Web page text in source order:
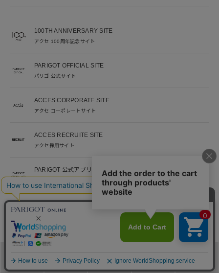
ブランド 閲覧履歴
100TH ANNIVERSARY SITE
アクセ 100周年記念サイト
PARIGOT OFFICIAL SITE
パリゴ 公式サイト
ACCES CORPORATE SITE
アクセ コーポレートサイト
ACCES RECRUITE SITE
アクセ採用サイト
PARIGOT 公式アプリ
新着情報を、プッシュ通知でいち早くお届け。
©︎ACCES co. ltd. all rights reserved
※当サイト掲載写真のオークションなどへの二次転用を固く禁じます。